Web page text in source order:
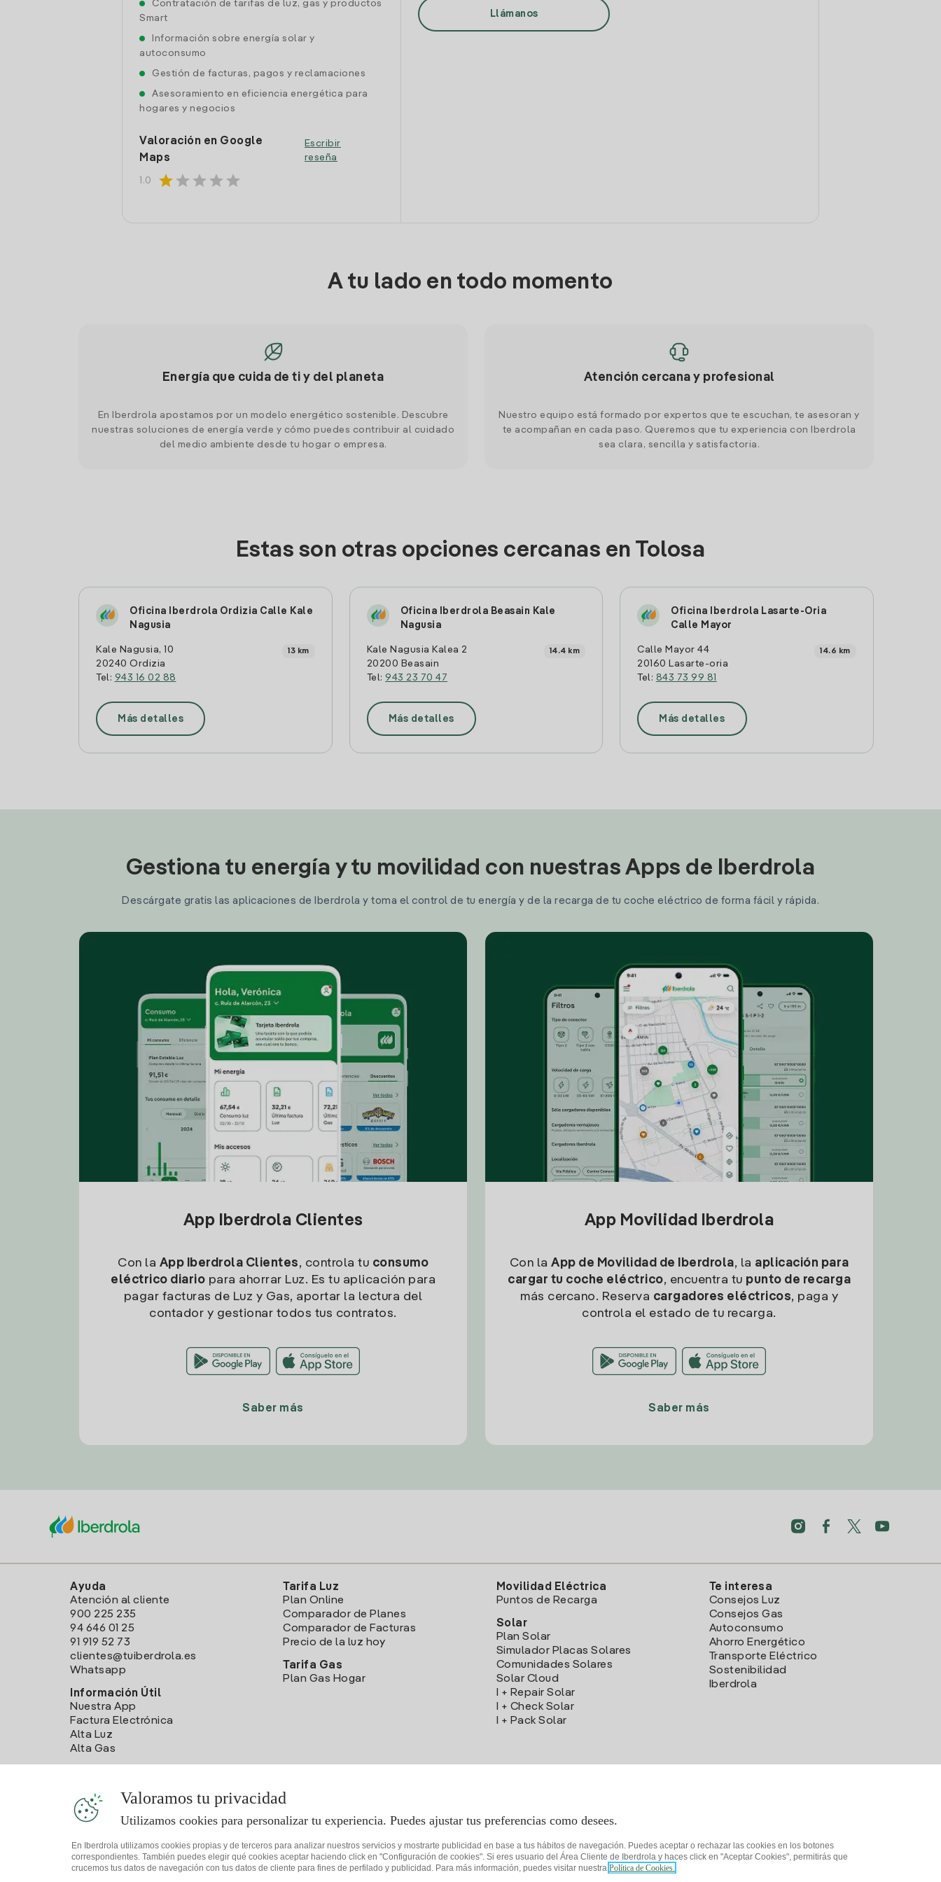
Contratación de tarifas de luz, gas y productos
Smart
Información sobre energía solar y
autoconsumo
Gestión de facturas, pagos y reclamaciones
Asesoramiento en eficiencia energética para
hogares y negocios
Valoración en Google
Maps
1.0 star star star star star
Escribir
reseña
Llámanos
A tu lado en todo momento
Energía que cuida de ti y del planeta
En Iberdrola apostamos por un modelo energético sostenible. Descubre
nuestras soluciones de energía verde y cómo puedes contribuir al cuidado
del medio ambiente desde tu hogar o empresa.
Atención cercana y profesional
Nuestro equipo está formado por expertos que te escuchan, te asesoran y
te acompañan en cada paso. Queremos que tu experiencia con Iberdrola
sea clara, sencilla y satisfactoria.
Estas son otras opciones cercanas en Tolosa
Oficina Iberdrola Ordizia Calle Kale
Nagusia
Kale Nagusia, 10
20240 Ordizia
Tel: 943 16 02 88
13 km
Más detalles
Oficina Iberdrola Beasain Kale
Nagusia
Kale Nagusia Kalea 2
20200 Beasain
Tel:943 23 70 47
14.4 km
Más detalles
Oficina Iberdrola Lasarte-Oria
Calle Mayor
Calle Mayor 44
20160 Lasarte-oria
Tel: 843 73 99 81
14.6 km
Más detalles
Gestiona tu energía y tu movilidad con nuestras Apps de Iberdrola
Descárgate gratis las aplicaciones de Iberdrola y toma el control de tu energía y de la recarga de tu coche eléctrico de forma fácil y rápida.
App Iberdrola Clientes
Con la App Iberdrola Clientes, controla tu consumo
eléctrico diario para ahorrar Luz. Es tu aplicación para
pagar facturas de Luz y Gas, aportar la lectura del
contador y gestionar todos tus contratos.
Saber más
App Movilidad Iberdrola
Con la App de Movilidad de Iberdrola, la aplicación para
cargar tu coche eléctrico, encuentra tu punto de recarga
más cercano. Reserva cargadores eléctricos, paga y
controla el estado de tu recarga.
Saber más
Ayuda
Atención al cliente
900 225 235
94 646 01 25
91 919 52 73
clientes@tuiberdrola.es
Whatsapp
Información Útil
Nuestra App
Factura Electrónica
Alta Luz
Alta Gas
Tarifa Luz
Plan Online
Comparador de Planes
Comparador de Facturas
Precio de la luz hoy
Tarifa Gas
Plan Gas Hogar
Movilidad Eléctrica
Puntos de Recarga
Solar
Plan Solar
Simulador Placas Solares
Comunidades Solares
Solar Cloud
I + Repair Solar
I + Check Solar
I + Pack Solar
Te interesa
Consejos Luz
Consejos Gas
Autoconsumo
Ahorro Energético
Transporte Eléctrico
Sostenibilidad
Iberdrola
Valoramos tu privacidad
Utilizamos cookies para personalizar tu experiencia. Puedes ajustar tus preferencias como desees.
En Iberdrola utilizamos cookies propias y de terceros para analizar nuestros servicios y mostrarte publicidad en base a tus hábitos de navegación. Puedes aceptar o rechazar las cookies en los botones
correspondientes. También puedes elegir qué cookies aceptar haciendo click en "Configuración de cookies". Si eres usuario del Área Cliente de Iberdrola y haces click en "Aceptar Cookies", permitirás que
crucemos tus datos de navegación con tus datos de cliente para fines de perfilado y publicidad. Para más información, puedes visitar nuestra Política de Cookies.